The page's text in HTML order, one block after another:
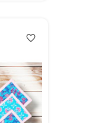
favorite_border